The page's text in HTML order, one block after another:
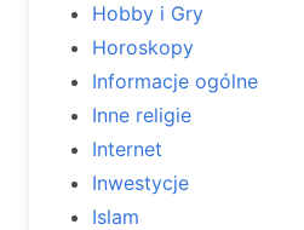
Hobby i Gry
Horoskopy
Informacje ogólne
Inne religie
Internet
Inwestycje
Islam